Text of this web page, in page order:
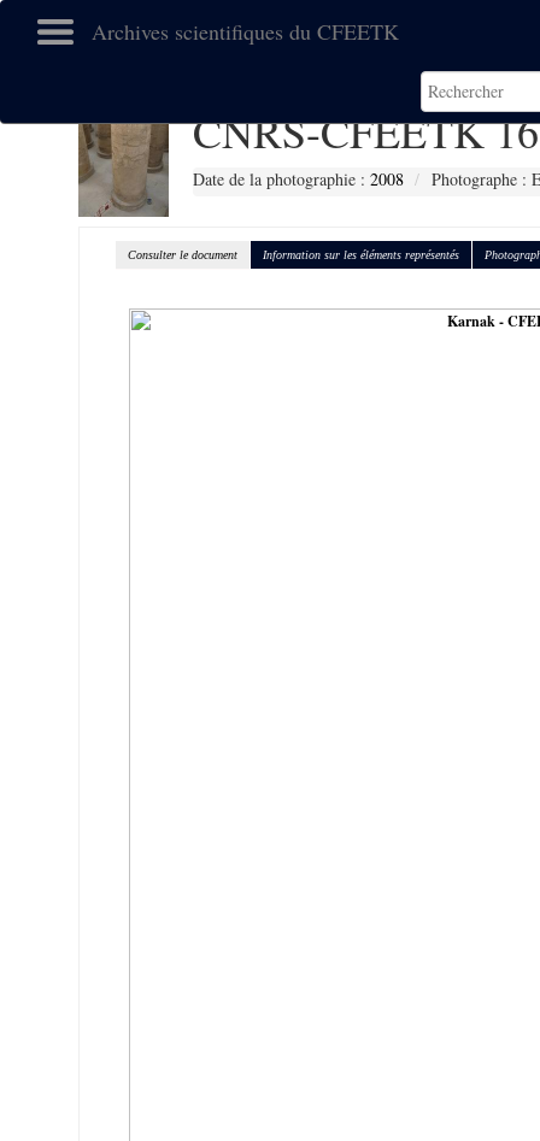
Archives scientifiques du CFEETK
CNRS-CFEETK
Date de la photographie : 2008 Photographe :
Consulter le document Information sur les éléments représentés